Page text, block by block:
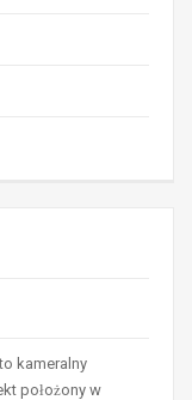
kameralny
położony w